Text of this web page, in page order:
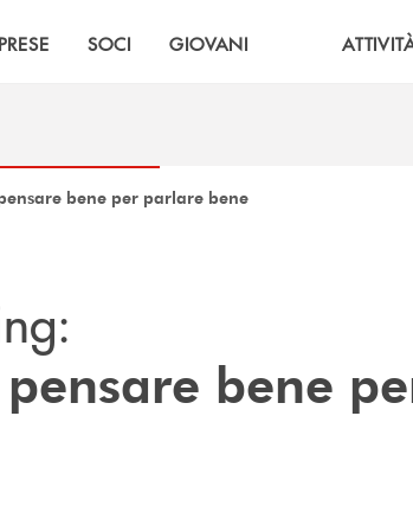
SOCI GIOVANI
bene per parlare bene
bene